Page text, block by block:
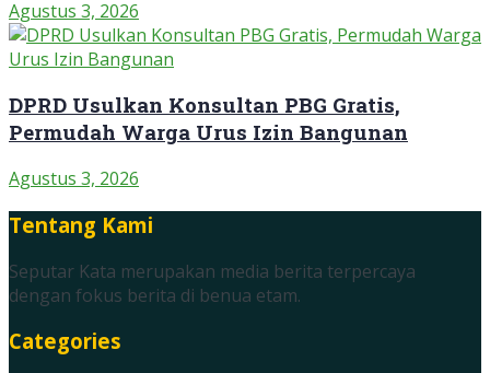
Agustus 3, 2026
DPRD Usulkan Konsultan PBG Gratis,
Permudah Warga Urus Izin Bangunan
Agustus 3, 2026
Tentang Kami
Seputar Kata merupakan media berita terpercaya
dengan fokus berita di benua etam.
Categories